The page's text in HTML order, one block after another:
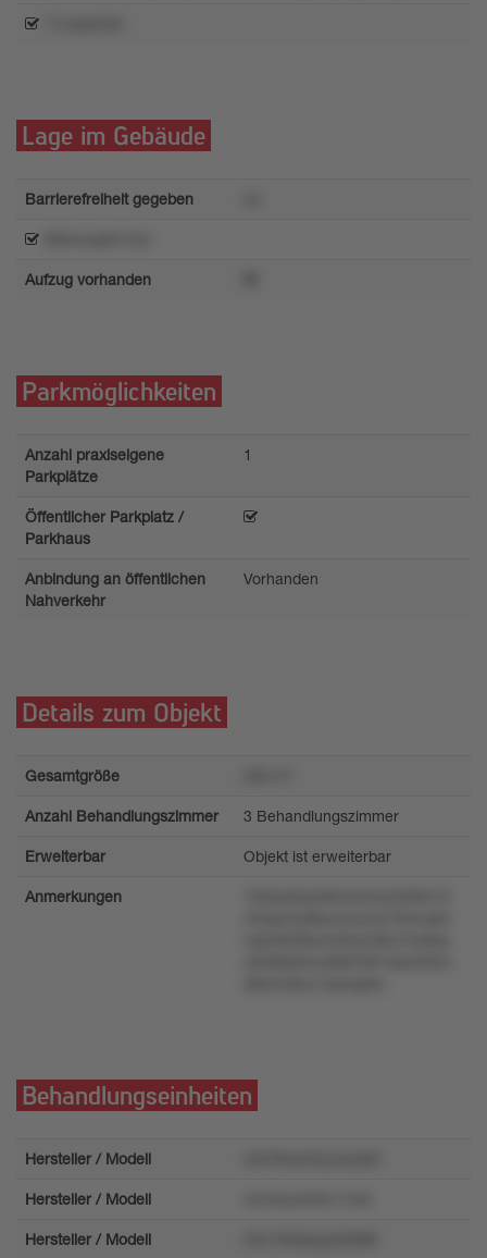
Lage im Gebäude
Barrierefreiheit gegeben
Aufzug vorhanden
Parkmöglichkeiten
Anzahl praxiseigene
Parkplätze
1
Öffentlicher Parkplatz /
Parkhaus
Anbindung an öffentlichen
Nahverkehr
Vorhanden
Details zum Objekt
Gesamtgröße
Anzahl Behandlungszimmer 3 Behandlungszimmer
Erweiterbar Objekt ist erweiterbar
Anmerkungen
Behandlungseinheiten
Hersteller / Modell
Hersteller / Modell
Hersteller / Modell